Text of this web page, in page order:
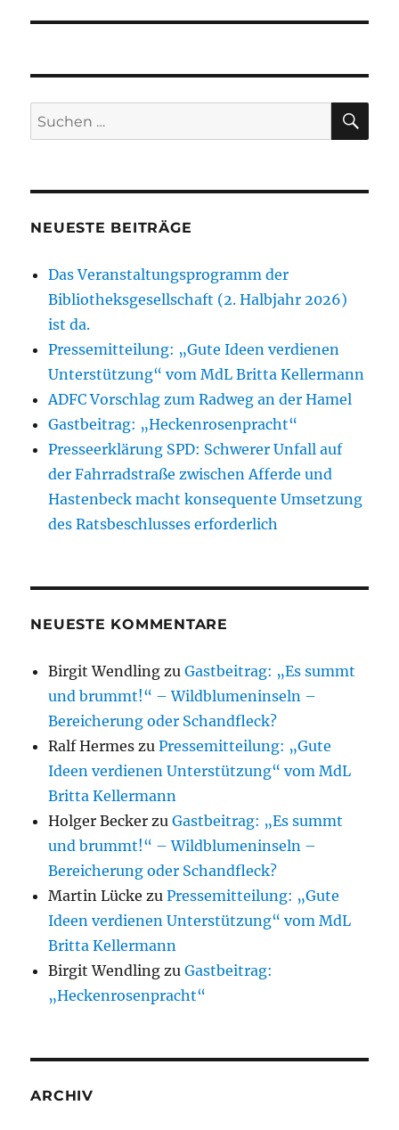
Suchen
nach:
NEUESTE BEITRÄGE
Das Veranstaltungsprogramm der
Bibliotheksgesellschaft (2. Halbjahr 2026)
ist da.
Pressemitteilung: „Gute Ideen verdienen
Unterstützung“ vom MdL Britta Kellermann
ADFC Vorschlag zum Radweg an der Hamel
Gastbeitrag: „Heckenrosenpracht“
Presseerklärung SPD: Schwerer Unfall auf
der Fahrradstraße zwischen Afferde und
Hastenbeck macht konsequente Umsetzung
des Ratsbeschlusses erforderlich
NEUESTE KOMMENTARE
Birgit Wendling zuGastbeitrag: „Es summt
und brummt!“ – Wildblumeninseln –
Bereicherung oder Schandfleck?
Ralf Hermes zuPressemitteilung: „Gute
Ideen verdienen Unterstützung“ vom MdL
Britta Kellermann
Holger Becker zuGastbeitrag: „Es summt
und brummt!“ – Wildblumeninseln –
Bereicherung oder Schandfleck?
Martin Lücke zuPressemitteilung: „Gute
Ideen verdienen Unterstützung“ vom MdL
Britta Kellermann
Birgit Wendling zuGastbeitrag:
„Heckenrosenpracht“
ARCHIV